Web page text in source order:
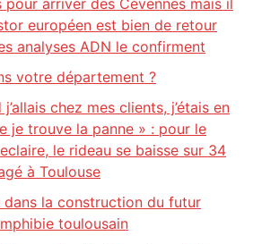
arriver des Cévennes mais il
européen est bien de retour
analyses ADN le confirment
votre département ?
j’allais chez mes clients, j’étais en
je trouve la panne » : pour le
le rideau se baisse sur 34
à Toulouse
dans la construction du futur
toulousain